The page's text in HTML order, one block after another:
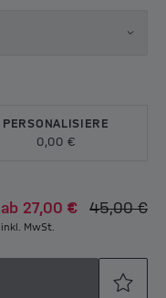
PERSONALISIERE
0,00 €
ab 27,00 € 45,00 €
inkl. MwSt.